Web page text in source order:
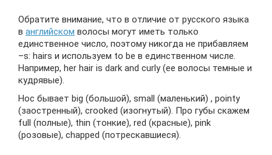
Обратите внимание, что в отличие от русского языка
в английском волосы могут иметь только
единственное число, поэтому никогда не прибавляем
–s: hairs и используем to be в единственном числе.
Например, her hair is dark and curly (ее волосы темные и
кудрявые).
Нос бывает big (большой), small (маленький) , pointy
(заостренный), crooked (изогнутый). Про губы скажем
full (полные), thin (тонкие), red (красные), pink
(розовые), chapped (потрескавшиеся).